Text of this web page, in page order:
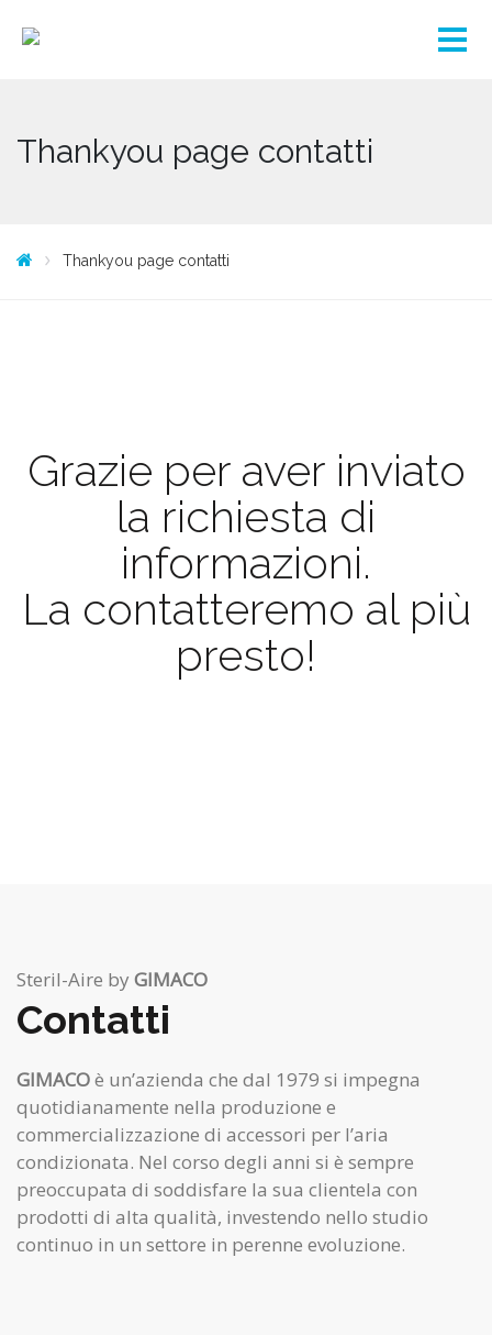
Thankyou page contatti
Thankyou page contatti
Grazie per aver inviato
la richiesta di
informazioni.
La contatteremo al più
presto!
Steril-Aire by GIMACO
Contatti
GIMACOè un’azienda che dal 1979 si impegna
quotidianamente nella produzione e
commercializzazione di accessori per l’aria
condizionata. Nel corso degli anni si è sempre
preoccupata di soddisfare la sua clientela con
prodotti di alta qualità, investendo nello studio
continuo in un settore in perenne evoluzione.